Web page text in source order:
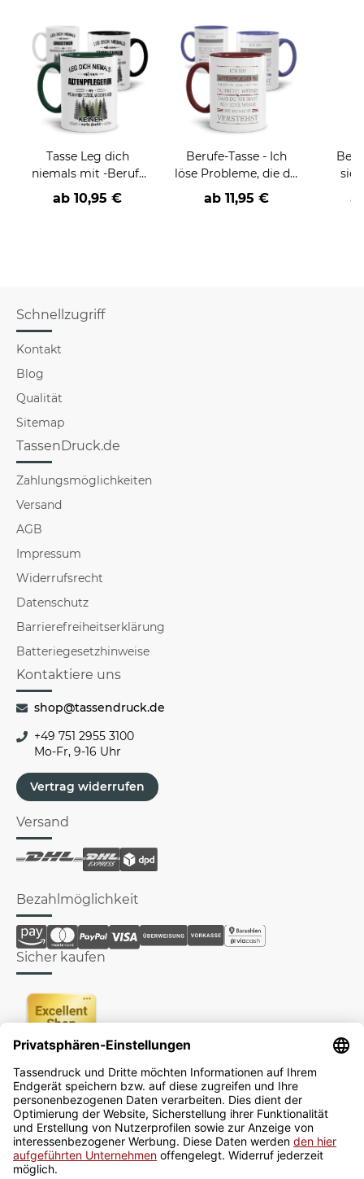
Tasse Leg dich
niemals mit -Beruf-
an
ab 10,95 €
Berufe-Tasse - Ich
löse Probleme, die du
nicht verstehst -
verschiedene Berufe
ab 11,95 €
Schnellzugriff
Kontakt
Blog
Qualität
Sitemap
TassenDruck.de
Zahlungsmöglichkeiten
Versand
AGB
Impressum
Widerrufsrecht
Datenschutz
Barrierefreiheitserklärung
Batteriegesetzhinweise
Kontaktiere uns
shop@tassendruck.de
+49 751 2955 3100
Mo-Fr, 9-16 Uhr
Vertrag widerrufen
Versand
Bezahlmöglichkeit
Sicher kaufen
Newsletter